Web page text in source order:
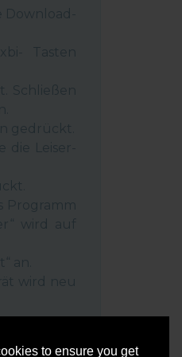
to ensure you get
Tasten
Schließen
gedrückt.
Leiser-